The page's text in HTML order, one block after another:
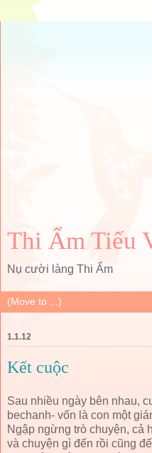
Thi Ẩm Tiếu
Nụ cười làng Thi Ẩm
1.1.12
Kết cuộc
Sau nhiều ngày bên nhau,
bechanh- vốn là con một
Ngập ngừng trò chuyện, cả
và chuyện gì đến rồi cũng